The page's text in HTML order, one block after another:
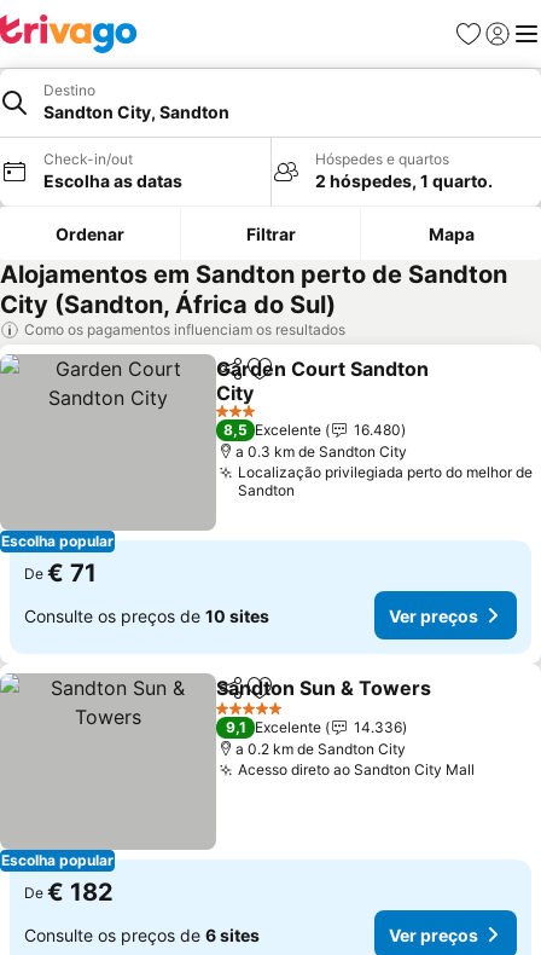
Favoritos
Iniciar
Destino
Sandton City, Sandton
Check-in/out
Escolha as datas
Hóspedes e quartos
2 hóspedes, 1 quarto.
Ordenar Filtrar Mapa
Alojamentos em Sandton perto de Sandton
City (Sandton, África do Sul)
Como os pagamentos influenciam os resultados
Escolha popular
PartilharAdicionar aos favoritos
Garden Court Sandton
City
3 Estrelas
8,5 Excelente
16.480
a 0.3 km de Sandton City
Localização privilegiada perto do melhor de
Sandton
De € 71
Consulte os preços de 10 sites Ver preços
Escolha popular
PartilharAdicionar aos favoritos
Sandton Sun & Towers
5 Estrelas
9,1 Excelente
14.336
a 0.2 km de Sandton City
Acesso direto ao Sandton City Mall
De € 182
Consulte os preços de 6 sites Ver preços